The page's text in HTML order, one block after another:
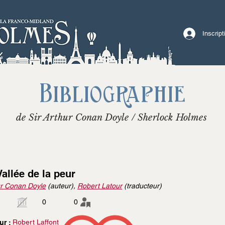
Bibliographie
de Sir Arthur Conan Doyle / Sherlock Holmes
de la peur
Conan Doyle(auteur), Robert Latour(traducteur)
0
0
: Robert Laffont